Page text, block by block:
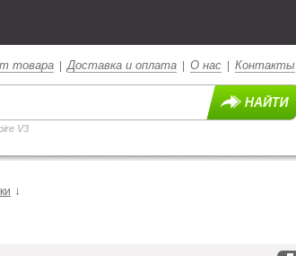
товара |Доставка и оплата О нас Контакты
V3
↓